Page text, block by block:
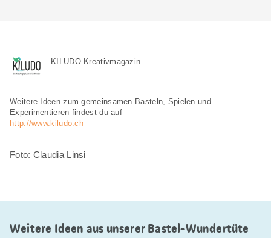
KILUDO Kreativmagazin
Weitere Ideen zum gemeinsamen Basteln, Spielen und
Experimentieren findest du auf
http://www.kiludo.ch
Foto: Claudia Linsi
Weitere Ideen aus unserer Bastel-Wundertüte